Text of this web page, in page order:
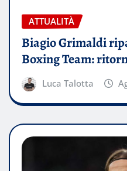
ATTUALITÀ
Biagio Grimaldi
Boxing Team:
Luca Talotta